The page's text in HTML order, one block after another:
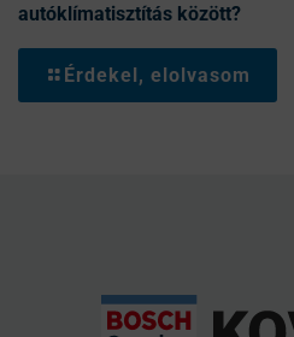
autóklímatisztítás között?
Érdekel, elolvasom